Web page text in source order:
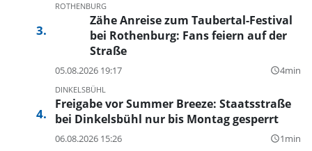
ROTHENBURG
Zähe Anreise zum Taubertal-Festival
bei Rothenburg: Fans feiern auf der
Straße
05.08.2026 19:17 query_builder4min
DINKELSBÜHL
Freigabe vor Summer Breeze: Staatsstraße
bei Dinkelsbühl nur bis Montag gesperrt
06.08.2026 15:26 query_builder1min